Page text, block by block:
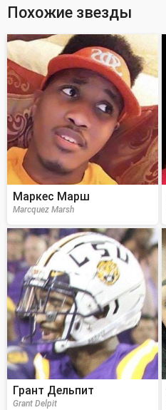
Похожие звезды
Маркес Марш
Marcquez Marsh
Грант Дельпит
Grant Delpit